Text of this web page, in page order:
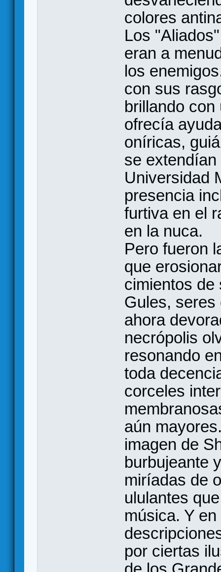
colores
Los
eran a
los
con sus
brillando
ofrecía
oníricas,
se
Universidad
presencia
furtiva en el
en la nuca.
Pero fueron
que
cimientos de
Gules, seres
ahora
necrópolis
resonando
toda
corceles
aún
imagen de
burbujeante
miríadas de
ululantes
música. Y
por ciertas